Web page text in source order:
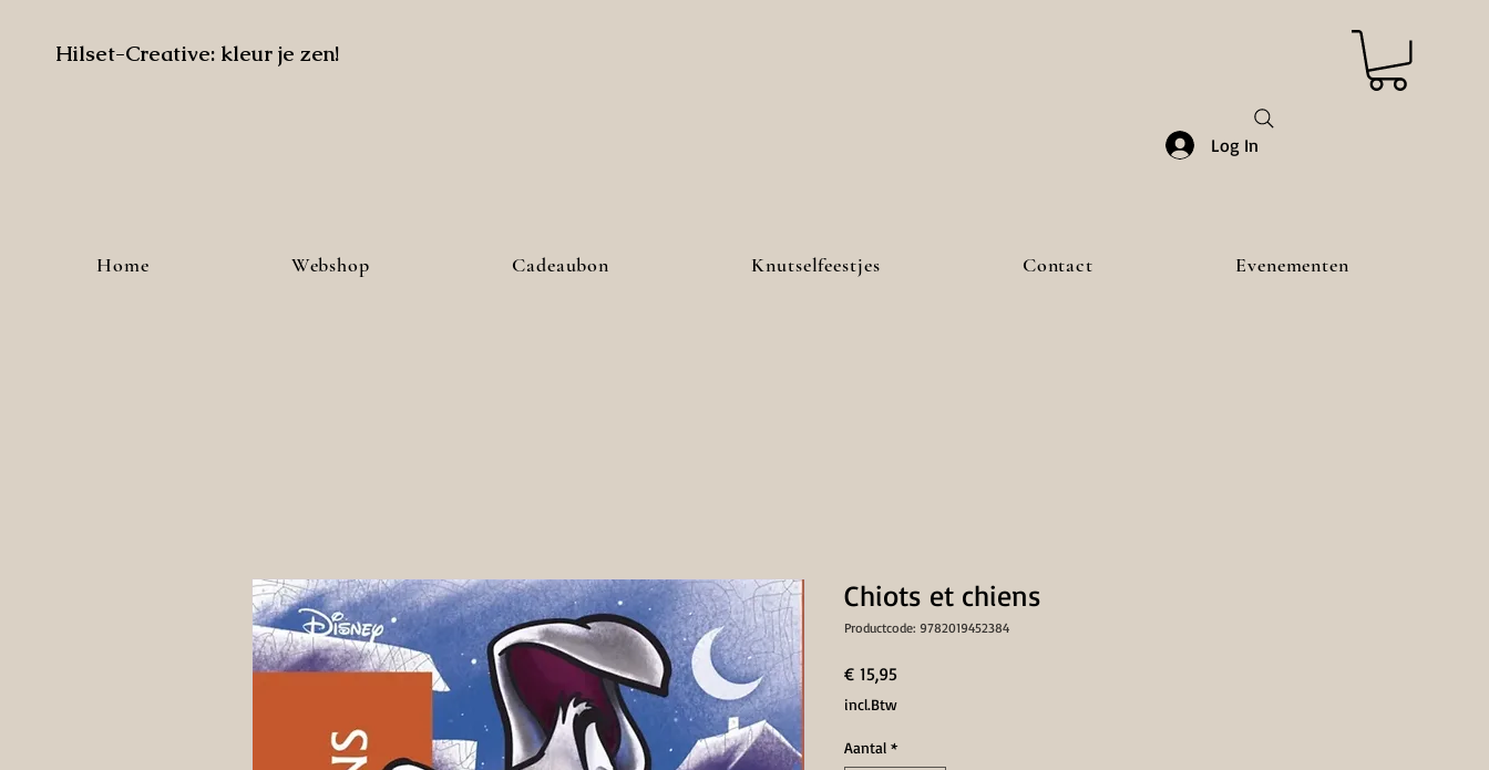
Log In
Hilset-Creative: kleur je zen!
Home Webshop Cadeaubon Knutselfeestjes Contact Evenementen
Chiots et chiens
Productcode: 9782019452384
€ 15,95
incl.Btw
Aantal *